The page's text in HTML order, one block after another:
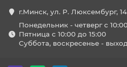
г.Минск, ул. Р. Люксембург,
Понедельник - четверг с
Пятница с 10:00 до 15:00
Суббота, воскресенье -